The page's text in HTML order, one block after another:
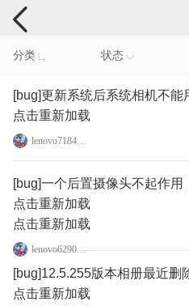
手机反馈
分类 状态
[bug]更新系统后系统相机不能
点击重新加载
lenovo71843430
[bug]一个后置摄像头不起作用
点击重新加载
点击重新加载
lenovo62908600
[bug]12.5.255版本相册最近删
点击重新加载